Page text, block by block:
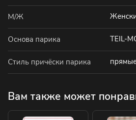
М/Ж
Основа парика TEIL-
Стиль причёски парика
Вам также может